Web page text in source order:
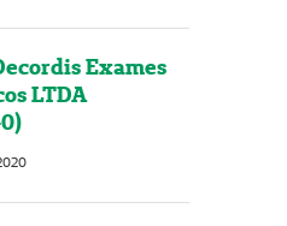
Exames
LTDA